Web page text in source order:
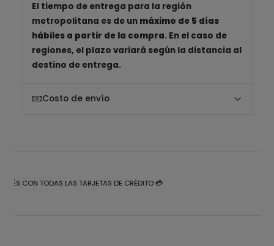
El tiempo de entrega para la región
metropolitana es de un máximo de 5 días
hábiles a partir de la compra. En el caso de
regiones, el plazo variará según la distancia al
destino de entrega.
Costo de envío
CON TODAS LAS TARJETAS DE CRÉDITO 💳